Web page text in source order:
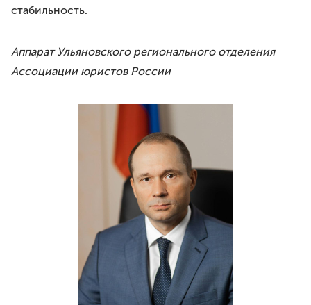
Буклеты
Контакты
8 8422 41-48-22
г.Ульяновск, ул.Спасская, д.3
стабильность.
Аппарат Ульяновского регионального отделения
Ассоциации юристов России